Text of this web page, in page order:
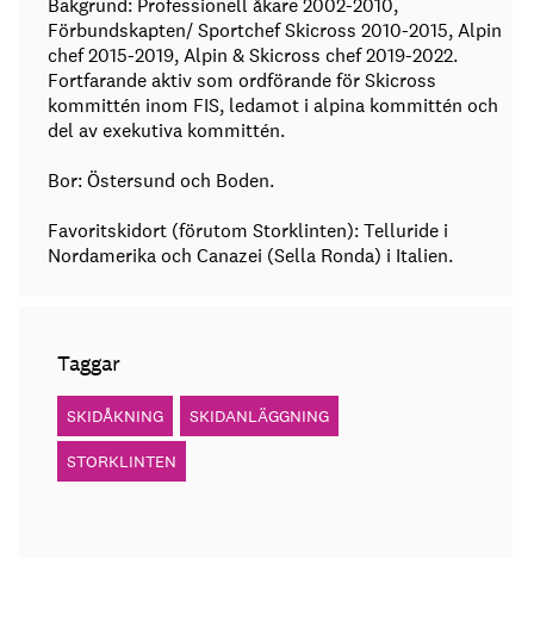
Bakgrund: Professionell åkare 2002-2010,
Förbundskapten/ Sportchef Skicross 2010-2015, Alpin
chef 2015-2019, Alpin & Skicross chef 2019-2022.
Fortfarande aktiv som ordförande för Skicross
kommittén inom FIS, ledamot i alpina kommittén och
del av exekutiva kommittén.
Bor: Östersund och Boden.
Favoritskidort (förutom Storklinten): Telluride i
Nordamerika och Canazei (Sella Ronda) i Italien.
Taggar
SKIDÅKNING SKIDANLÄGGNING
STORKLINTEN